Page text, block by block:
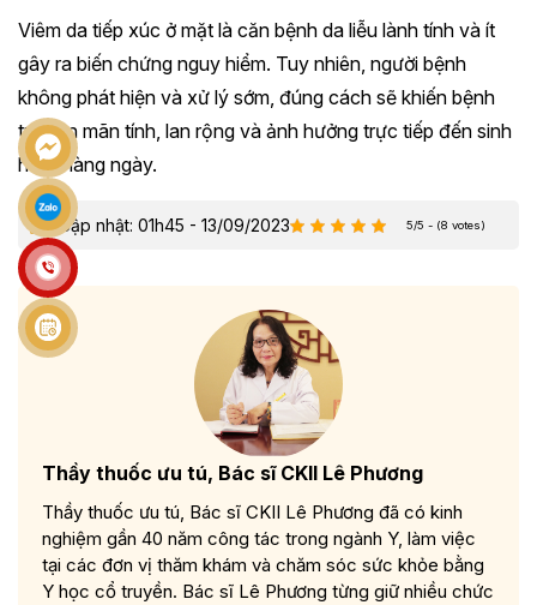
Viêm da tiếp xúc ở mặt là căn bệnh da liễu lành tính và ít
gây ra biến chứng nguy hiểm. Tuy nhiên, người bệnh
không phát hiện và xử lý sớm, đúng cách sẽ khiến bệnh
trở nên mãn tính, lan rộng và ảnh hưởng trực tiếp đến sinh
hoạt hàng ngày.
Cập nhật: 01h45 - 13/09/2023 5/5 - (8 votes)
Thầy thuốc ưu tú, Bác sĩ CKII Lê Phương
Thầy thuốc ưu tú, Bác sĩ CKII Lê Phương đã có kinh
nghiệm gần 40 năm công tác trong ngành Y, làm việc
tại các đơn vị thăm khám và chăm sóc sức khỏe bằng
Y học cổ truyền. Bác sĩ Lê Phương từng giữ nhiều chức